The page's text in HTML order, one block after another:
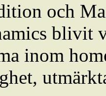
och
blivit
inom